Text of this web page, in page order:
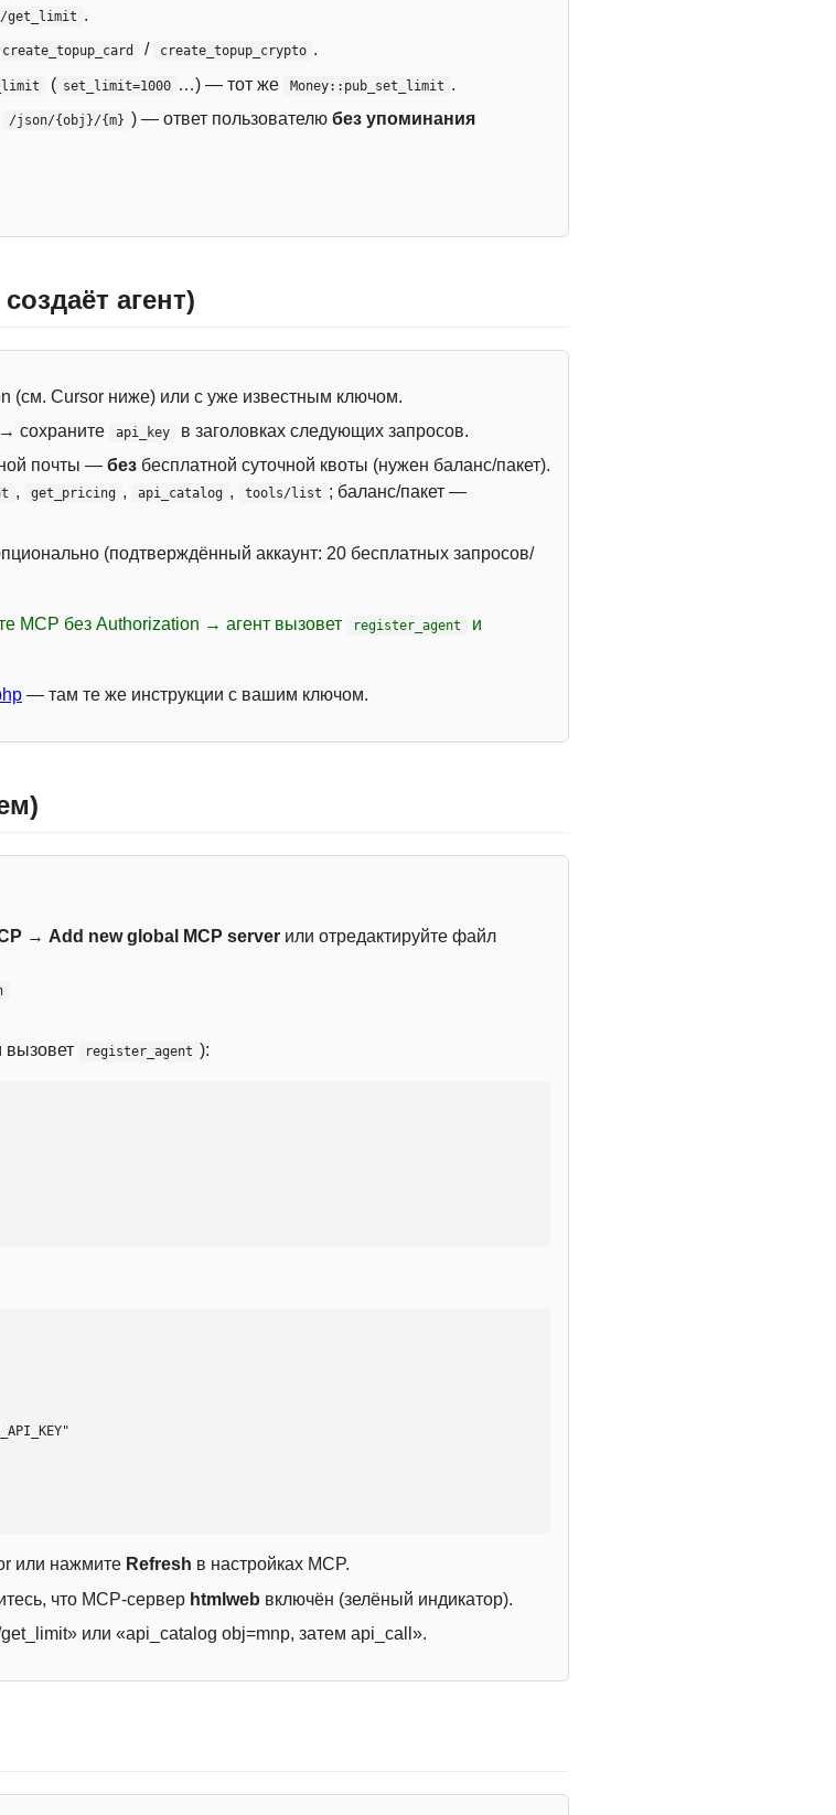
get_limit .
create_topup_card / create_topup_crypto .
( set_limit=1000 …) — тот же Money::pub_set_limit .
/json/{obj}/{m} ) — ответ пользователю без упоминания
агент)
(см. Cursor ниже) или с уже известным ключом.
→ сохраните api_key
в заголовках следующих запросов.
почты — без бесплатной суточной квоты (нужен баланс/пакет).
, get_pricing , api_catalog , tools/list ; баланс/пакет —
(подтверждённый аккаунт: 20 бесплатных запросов/
MCP без Authorization → агент вызовет register_agent
и
— там те же инструкции с вашим ключом.
→ Add new global MCP server или отредактируйте файл
вызовет register_agent ):
или нажмите Refresh в настройках MCP.
что MCP-сервер htmlweb включён (зелёный индикатор).
или «api_catalog obj=mnp, затем api_call».